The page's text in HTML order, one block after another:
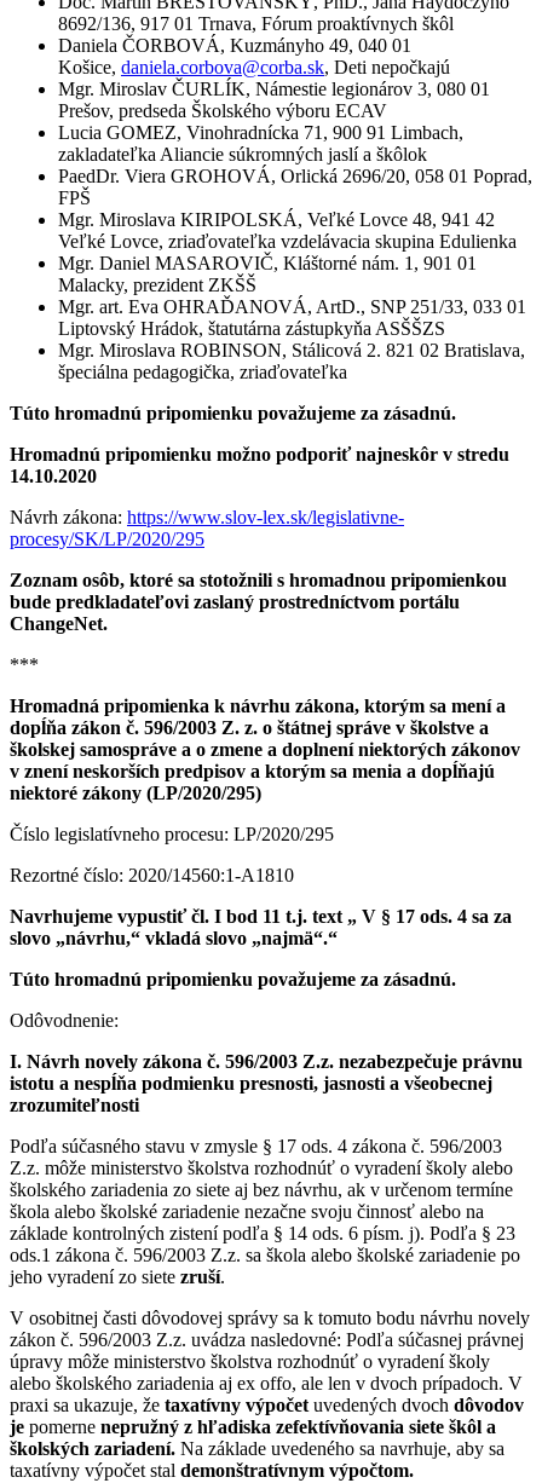
8692/136, 917 01 Trnava, Fórum proaktívnych škôl
Daniela ČORBOVÁ, Kuzmányho 49, 040 01
Košice, daniela.corbova@corba.sk, Deti nepočkajú
Mgr. Miroslav ČURLÍK, Námestie legionárov 3, 080 01
Prešov, predseda Školského výboru ECAV
Lucia GOMEZ, Vinohradnícka 71, 900 91 Limbach,
zakladateľka Aliancie súkromných jaslí a škôlok
PaedDr. Viera GROHOVÁ, Orlická 2696/20, 058 01 Poprad,
FPŠ
Mgr. Miroslava KIRIPOLSKÁ, Veľké Lovce 48, 941 42
Veľké Lovce, zriaďovateľka vzdelávacia skupina Edulienka
Mgr. Daniel MASAROVIČ, Kláštorné nám. 1, 901 01
Malacky, prezident ZKŠŠ
Mgr. art. Eva OHRAĎANOVÁ, ArtD., SNP 251/33, 033 01
Liptovský Hrádok, štatutárna zástupkyňa ASŠŠZS
Mgr. Miroslava ROBINSON, Stálicová 2. 821 02 Bratislava,
špeciálna pedagogička, zriaďovateľka
Túto hromadnú pripomienku považujeme za zásadnú.
Hromadnú pripomienku možno podporiť najneskôr v stredu
14.10.2020
Návrh zákona: https://www.slov-lex.sk/legislativne-
procesy/SK/LP/2020/295
Zoznam osôb, ktoré sa stotožnili s hromadnou pripomienkou
bude predkladateľovi zaslaný prostredníctvom portálu
ChangeNet.
***
Hromadná pripomienka k návrhu zákona, ktorým sa mení a
dopĺňa zákon č. 596/2003 Z. z. o štátnej správe v školstve a
školskej samospráve a o zmene a doplnení niektorých zákonov
v znení neskorších predpisov a ktorým sa menia a dopĺňajú
niektoré zákony (LP/2020/295)
Číslo legislatívneho procesu: LP/2020/295
Rezortné číslo: 2020/14560:1-A1810
Navrhujeme vypustiť čl. I bod 11 t.j. text „ V § 17 ods. 4 sa za
slovo „návrhu,“ vkladá slovo „najmä“.“
Túto hromadnú pripomienku považujeme za zásadnú.
Odôvodnenie:
I. Návrh novely zákona č. 596/2003 Z.z. nezabezpečuje právnu
istotu a nespĺňa podmienku presnosti, jasnosti a všeobecnej
zrozumiteľnosti
Podľa súčasného stavu v zmysle § 17 ods. 4 zákona č. 596/2003
Z.z. môže ministerstvo školstva rozhodnúť o vyradení školy alebo
školského zariadenia zo siete aj bez návrhu, ak v určenom termíne
škola alebo školské zariadenie nezačne svoju činnosť alebo na
základe kontrolných zistení podľa § 14 ods. 6 písm. j). Podľa § 23
ods.1 zákona č. 596/2003 Z.z. sa škola alebo školské zariadenie po
jeho vyradení zo siete zruší.
V osobitnej časti dôvodovej správy sa k tomuto bodu návrhu novely
zákon č. 596/2003 Z.z. uvádza nasledovné: Podľa súčasnej právnej
úpravy môže ministerstvo školstva rozhodnúť o vyradení školy
alebo školského zariadenia aj ex offo, ale len v dvoch prípadoch. V
praxi sa ukazuje, že taxatívny výpočet uvedených dvoch dôvodov
je pomerne nepružný z hľadiska zefektívňovania siete škôl a
školských zariadení. Na základe uvedeného sa navrhuje, aby sa
taxatívny výpočet stal demonštratívnym výpočtom.